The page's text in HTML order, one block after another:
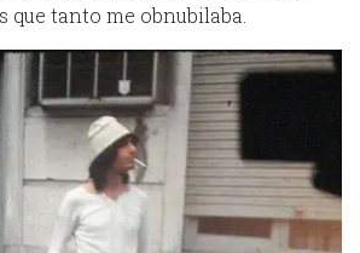
tanto me obnubilaba.